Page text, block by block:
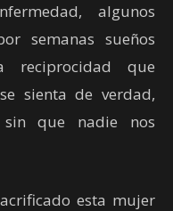
algunos
semanas sueños
que
sienta de verdad,
sin que nadie nos
esta mujer